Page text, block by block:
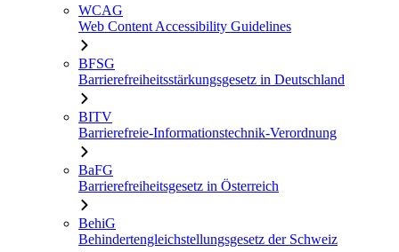
WCAG
Web Content Accessibility Guidelines
BFSG
Barrierefreiheitsstärkungsgesetz in Deutschland
BITV
Barrierefreie-Informationstechnik-Verordnung
BaFG
Barrierefreiheitsgesetz in Österreich
BehiG
Behindertengleichstellungsgesetz der Schweiz